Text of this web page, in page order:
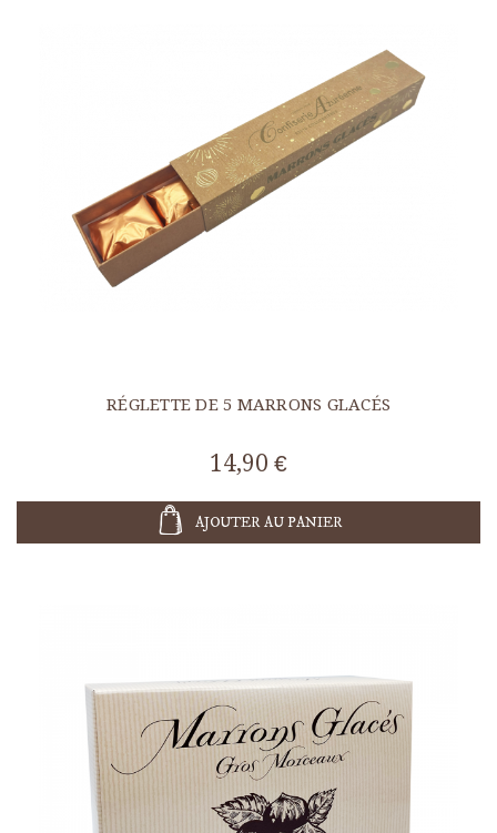
RÉGLETTE DE 5 MARRONS GLACÉS
14,90 €
AJOUTER AU PANIER